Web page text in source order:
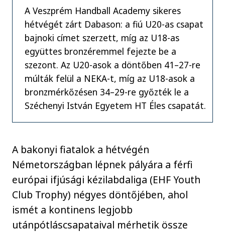
A Veszprém Handball Academy sikeres
hétvégét zárt Dabason: a fiú U20-as csapat
bajnoki címet szerzett, míg az U18-as
együttes bronzéremmel fejezte be a
szezont. Az U20-asok a döntőben 41–27-re
múlták felül a NEKA-t, míg az U18-asok a
bronzmérkőzésen 34–29-re győzték le a
Széchenyi István Egyetem HT Éles csapatát.
A bakonyi fiatalok a hétvégén
Németországban lépnek pályára a férfi
európai ifjúsági kézilabdaliga (EHF Youth
Club Trophy) négyes döntőjében, ahol
ismét a kontinens legjobb
utánpótláscsapataival mérhetik össze